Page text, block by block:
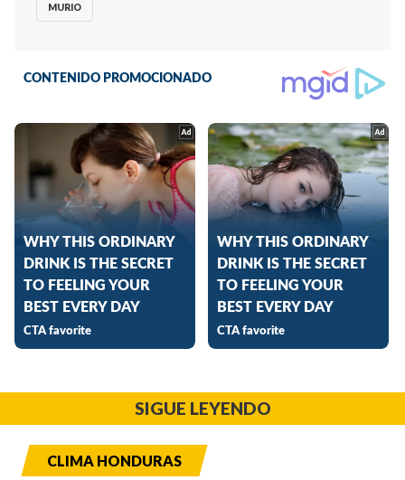
MURIO
SIGUE LEYENDO
CLIMA HONDURAS